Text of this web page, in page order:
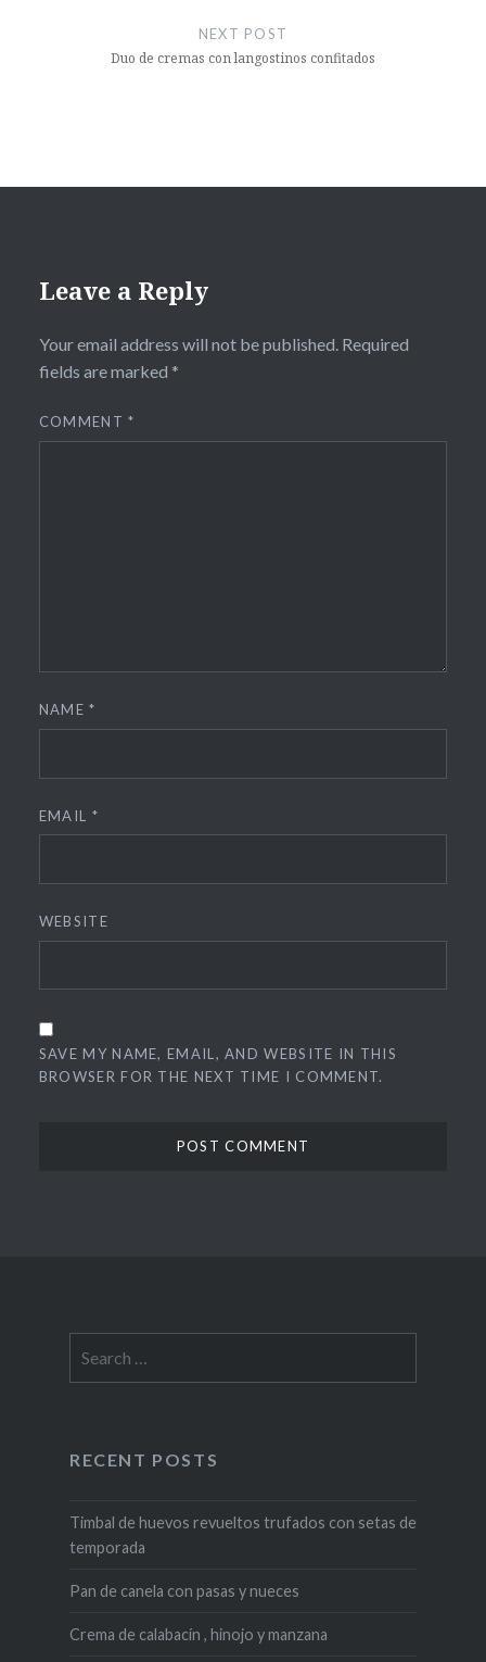
NEXT POST
Duo de cremas con langostinos confitados
Leave a Reply
Your email address will not be published. Required
fields are marked *
COMMENT*
NAME*
EMAIL *
WEBSITE
SAVE MY NAME, EMAIL, AND WEBSITE IN THIS
BROWSER FOR THE NEXT TIME I COMMENT.
for:
RECENT POSTS
Timbal de huevos revueltos trufados con setas de
temporada
Pan de canela con pasas y nueces
Crema de calabacín , hinojo y manzana